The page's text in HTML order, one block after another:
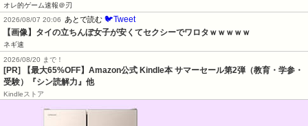
オレ的ゲーム速報＠刃
2026/08/07 20:06
あとで読む 🐦Tweet
【画像】タイの立ちんぼ女子が安くてセクシーでワロタｗｗｗｗｗ
ネギ速
2026/08/20 まで！
[PR]
【最大65%OFF】Amazon公式 Kindle本 サマーセール第2弾（教育・学参・
受験）『シン読解力』他
Kindleストア